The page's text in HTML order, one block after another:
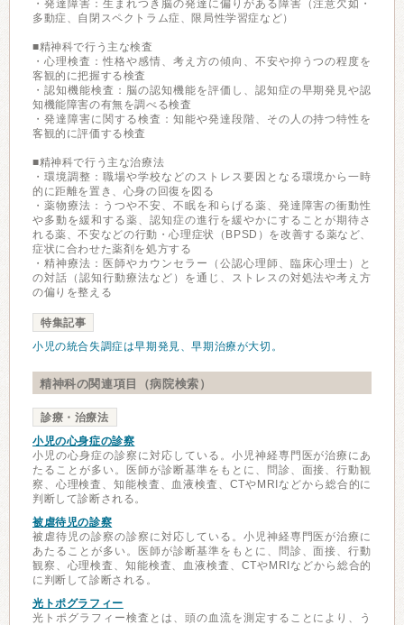
・発達障害：生まれつき脳の発達に偏りがある障害（注意欠如・
多動症、自閉スペクトラム症、限局性学習症など）
■精神科で行う主な検査
・心理検査：性格や感情、考え方の傾向、不安や抑うつの程度を
客観的に把握する検査
・認知機能検査：脳の認知機能を評価し、認知症の早期発見や認
知機能障害の有無を調べる検査
・発達障害に関する検査：知能や発達段階、その人の持つ特性を
客観的に評価する検査
■精神科で行う主な治療法
・環境調整：職場や学校などのストレス要因となる環境から一時
的に距離を置き、心身の回復を図る
・薬物療法：うつや不安、不眠を和らげる薬、発達障害の衝動性
や多動を緩和する薬、認知症の進行を緩やかにすることが期待さ
れる薬、不安などの行動・心理症状（BPSD）を改善する薬など、
症状に合わせた薬剤を処方する
・精神療法：医師やカウンセラー（公認心理師、臨床心理士）と
の対話（認知行動療法など）を通じ、ストレスの対処法や考え方
の偏りを整える
特集記事
小児の統合失調症は早期発見、早期治療が大切。
精神科の関連項目（病院検索）
診療・治療法
小児の心身症の診察
小児の心身症の診察に対応している。小児神経専門医が治療にあ
たることが多い。医師が診断基準をもとに、問診、面接、行動観
察、心理検査、知能検査、血液検査、CTやMRIなどから総合的に
判断して診断される。
被虐待児の診察
被虐待児の診察の診察に対応している。小児神経専門医が治療に
あたることが多い。医師が診断基準をもとに、問診、面接、行動
観察、心理検査、知能検査、血液検査、CTやMRIなどから総合的
に判断して診断される。
光トポグラフィー
光トポグラフィー検査とは、頭の血流を測定することにより、う